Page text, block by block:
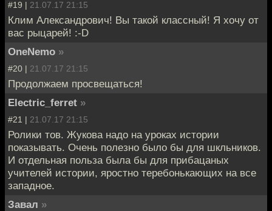
#19 | 21.07.17 21:15
Клим Александрович! Вы такой классный! Я хочу от
вас рыцарей! :-D
OneNemo »
#20 | 21.07.17 21:15
Продолжаем просвещаться!
Electric_ferret »
#21 | 21.07.17 21:15
Ролики тов. Жукова надо на уроках истории
показывать. Очень полезно было бы для шкльников.
И отдельная польза была бы для прибацаных
учителей истории, яростно теребонькающих на все
западное.
Завал »